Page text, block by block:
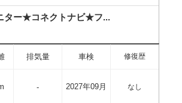
ター★コネクトナビ★フ...
排気量 車検 修復歴
- 2027年09月 なし